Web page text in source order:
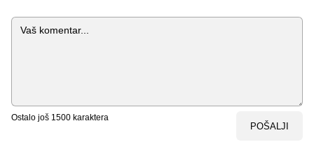
Komentar
Ostalo još 1500 karaktera
POŠALJI